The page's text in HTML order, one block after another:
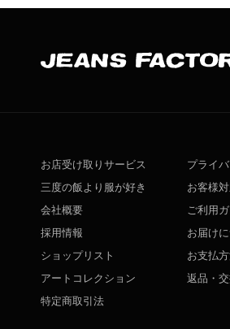
お店受け取りサービス
三度の飯より服が好き
会社概要
採用情報
ショップリスト
アートコレクション
特定商取引法
プライ
お客様
ご利用
お届け
お支払
返品・